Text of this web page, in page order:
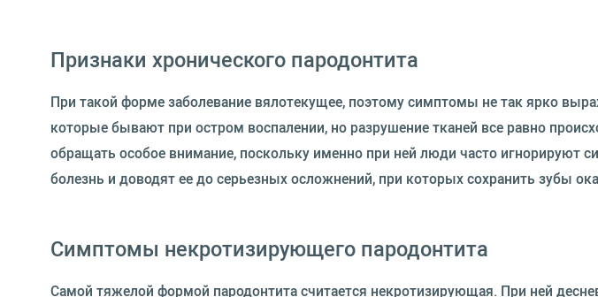
Признаки хронического пародонтита
При такой форме заболевание вялотекущее, поэтому симптомы не так ярко
которые бывают при остром воспалении, но разрушение тканей все равно
обращать особое внимание, поскольку именно при ней люди часто игнорируют
болезнь и доводят ее до серьезных осложнений, при которых сохранить зубы
Симптомы некротизирующего пародонтита
Самой тяжелой формой пародонтита считается некротизирующая. При ней